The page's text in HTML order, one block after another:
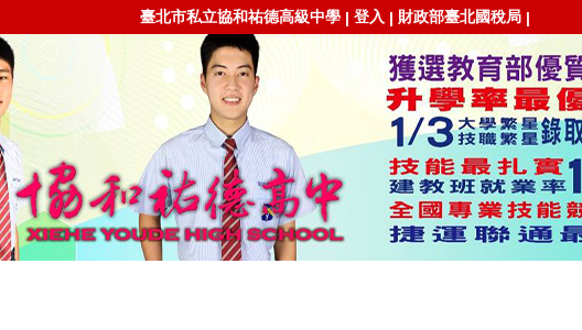
臺北市私立協和祐德高級中學 | 登入 | 財政部臺北國稅局 |